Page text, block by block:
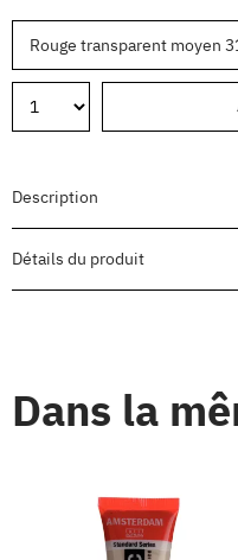
Description
Détails du produit
Dans la